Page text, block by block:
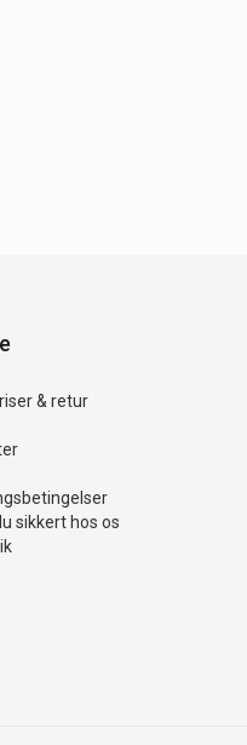
& retur
sikkert hos os